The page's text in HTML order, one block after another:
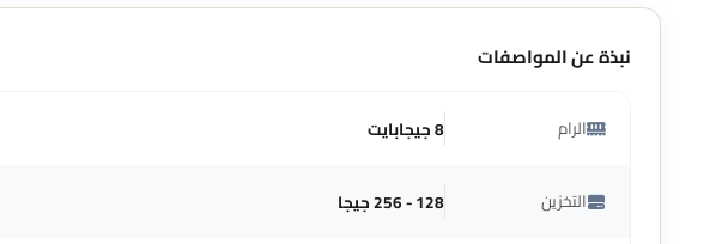
نبذة عن المواصفات
الرام 8 جيجابايت
التخزين 128 - 256 جيجا